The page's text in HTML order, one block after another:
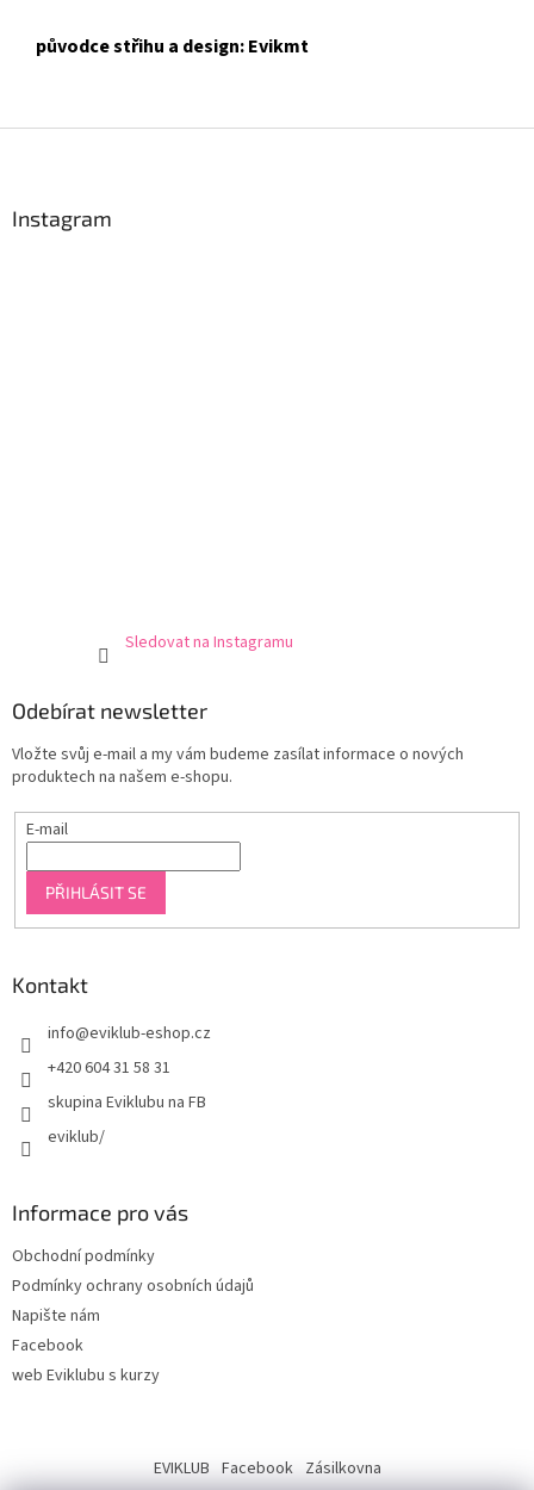
původce střihu a design: Evikmt
Instagram
Sledovat na Instagramu
Odebírat newsletter
Vložte svůj e-mail a my vám budeme zasílat informace o nových
produktech na našem e-shopu.
E-mail
PŘIHLÁSIT SE
Kontakt
info@eviklub-eshop.cz
+420 604 31 58 31
skupina Eviklubu na FB
eviklub/
Informace pro vás
Obchodní podmínky
Podmínky ochrany osobních údajů
Napište nám
Facebook
web Eviklubu s kurzy
EVIKLUB Facebook Zásilkovna